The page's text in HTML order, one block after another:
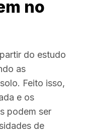
no
do estudo
as
Feito isso,
e os
podem ser
de